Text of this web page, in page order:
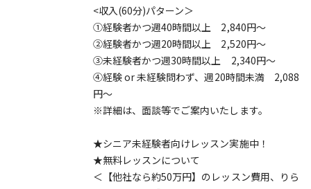
<収入(60分)パターン＞
①経験者かつ週40時間以上 2,840円～
②経験者かつ週20時間以上 2,520円～
③未経験者かつ週30時間以上 2,340円～
④経験 or 未経験問わず、週20時間未満 2,088
円～
※詳細は、面談等でご案内いたします。
★シニア未経験者向けレッスン実施中！
★無料レッスンについて
＜【他社なら約50万円】のレッスン費用、りら